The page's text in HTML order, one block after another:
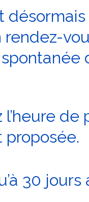
désormais
rendez-
de
30